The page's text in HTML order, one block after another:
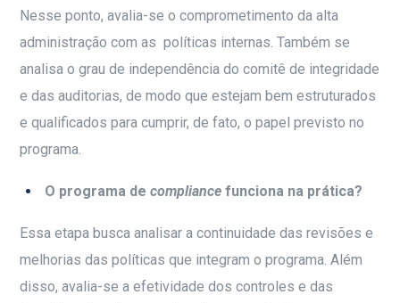
Nesse ponto, avalia-se o comprometimento da alta
administração com as políticas internas. Também se
analisa o grau de independência do comitê de integridade
e das auditorias, de modo que estejam bem estruturados
e qualificados para cumprir, de fato, o papel previsto no
programa.
O programa decompliance funciona na prática?
Essa etapa busca analisar a continuidade das revisões e
melhorias das políticas que integram o programa. Além
disso, avalia-se a efetividade dos controles e das